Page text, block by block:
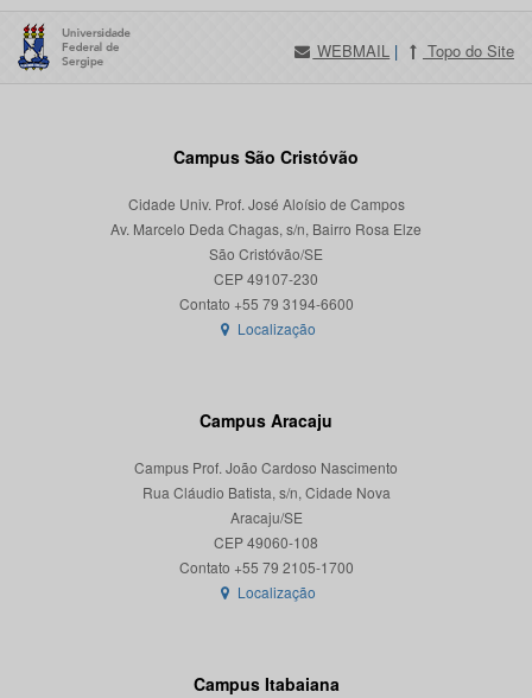
WEBMAIL | Topo do Site
Campus São Cristóvão
Cidade Univ. Prof. José Aloísio de Campos
Av. Marcelo Deda Chagas, s/n, Bairro Rosa Elze
São Cristóvão/SE
CEP 49107-230
Localização
Campus Aracaju
Campus Prof. João Cardoso Nascimento
Rua Cláudio Batista, s/n, Cidade Nova
Aracaju/SE
CEP 49060-108
Localização
Campus Itabaiana